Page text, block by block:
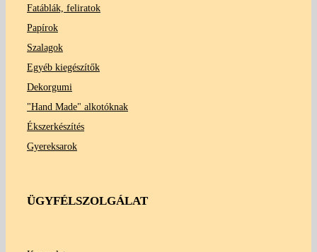
Fatáblák, feliratok
Papírok
Szalagok
Egyéb kiegészítők
Dekorgumi
"Hand Made" alkotóknak
Ékszerkészítés
Gyereksarok
ÜGYFÉLSZOLGÁLAT